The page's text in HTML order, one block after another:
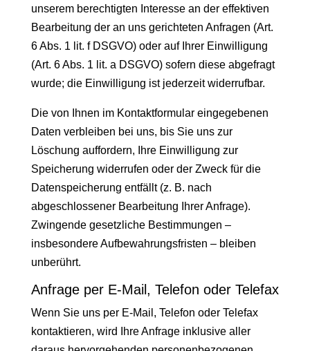
unserem berechtigten Interesse an der effektiven
Bearbeitung der an uns gerichteten Anfragen (Art.
6 Abs. 1 lit. f DSGVO) oder auf Ihrer Einwilligung
(Art. 6 Abs. 1 lit. a DSGVO) sofern diese abgefragt
wurde; die Einwilligung ist jederzeit widerrufbar.
Die von Ihnen im Kontaktformular eingegebenen
Daten verbleiben bei uns, bis Sie uns zur
Löschung auffordern, Ihre Einwilligung zur
Speicherung widerrufen oder der Zweck für die
Datenspeicherung entfällt (z. B. nach
abgeschlossener Bearbeitung Ihrer Anfrage).
Zwingende gesetzliche Bestimmungen –
insbesondere Aufbewahrungsfristen – bleiben
unberührt.
Anfrage per E-Mail, Telefon oder Telefax
Wenn Sie uns per E-Mail, Telefon oder Telefax
kontaktieren, wird Ihre Anfrage inklusive aller